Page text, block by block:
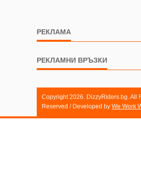
РЕКЛАМА
РЕКЛАМНИ ВРЪЗКИ
Copyright 2026. DizzyRiders.bg. All
Reserved / Developed by We Work